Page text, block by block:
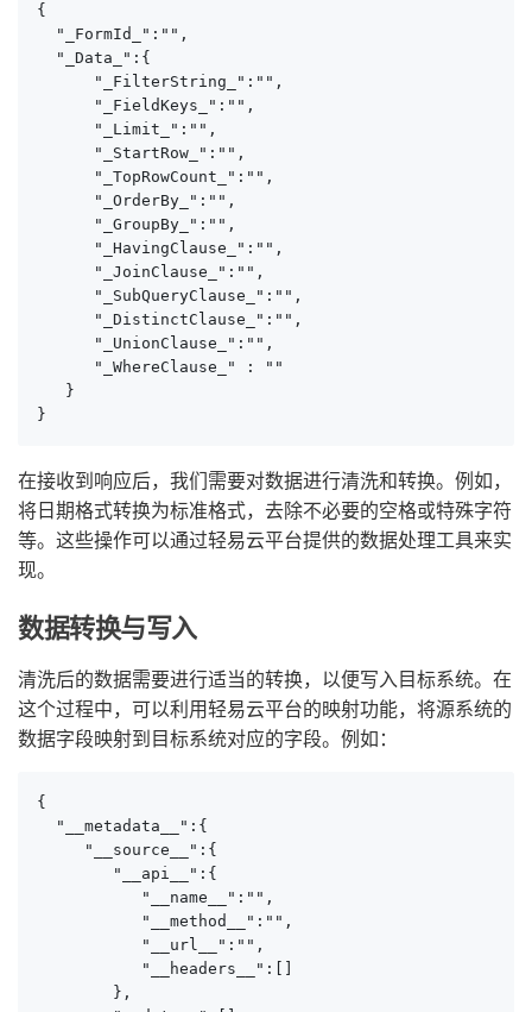
{
  "_FormId_":"",
  "_Data_":{
      "_FilterString_":"",
      "_FieldKeys_":"",
      "_Limit_":"",
      "_StartRow_":"",
      "_TopRowCount_":"",
      "_OrderBy_":"",
      "_GroupBy_":"",
      "_HavingClause_":"",
      "_JoinClause_":"",
      "_SubQueryClause_":"",
      "_DistinctClause_":"",
      "_UnionClause_":"",
      "_WhereClause_" : ""
   }
}
在接收到响应后，我们需要对数据进行清洗和转换。例如，
将日期格式转换为标准格式，去除不必要的空格或特殊字符
等。这些操作可以通过轻易云平台提供的数据处理工具来实
现。
数据转换与写入
清洗后的数据需要进行适当的转换，以便写入目标系统。在
这个过程中，可以利用轻易云平台的映射功能，将源系统的
数据字段映射到目标系统对应的字段。例如：
{
  "__metadata__":{
     "__source__":{
        "__api__":{
           "__name__":"",
           "__method__":"",
           "__url__":"",
           "__headers__":[]
        },